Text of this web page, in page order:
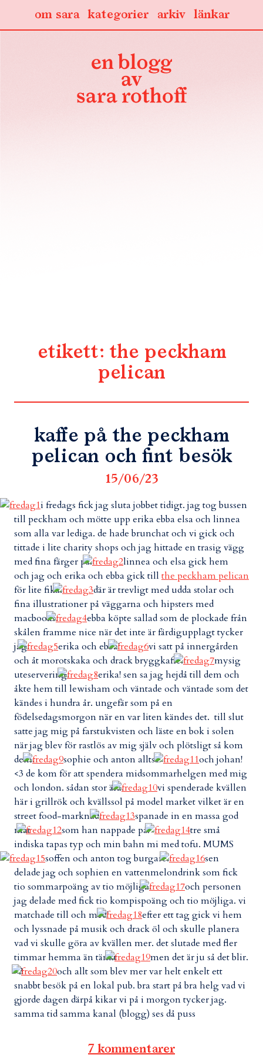
länkar
arkiv
kategorier
om sara
etikett: the peckham
pelican
kaffe på the peckham
pelican och fint besök
15/06/23
i fredags fick jag sluta jobbet tidigt. jag tog bussen
till peckham och mötte upp erika ebba elsa och linnea
som alla var lediga. de hade brunchat och vi gick och
tittade i lite charity shops och jag hittade en trasig vägg
med fina färger på.
linnea och elsa gick hem
och jag och erika och ebba gick till the peckham pelican
för lite fika.
där är trevligt med udda stolar och
fina illustrationer på väggarna och hipsters med
macbooks.
ebba köpte sallad som de plockade från
skålen framme nice när det inte är färdigupplagt tycker
jag.
erika och ebba!
vi satt på innergården
och åt morotskaka och drack bryggkaffe.
mysig
uteservering.
erika! sen sa jag hejdå till dem och
åkte hem till lewisham och väntade och väntade som det
kändes i hundra år. ungefär som på en
födelsedagsmorgon när en var liten kändes det. till slut
satte jag mig på farstukvisten och läste en bok i solen
när jag blev för rastlös av mig själv och plötsligt så kom
dem.
sophie och anton alltså!
och johan!
<3 de kom för att spendera midsommarhelgen med mig
och london. sådan stor ära.
vi spenderade kvällen
här i grillrök och kvällssol på model market vilket är en
street food-marknad.
spanade in en massa god
mat
som han nappade på.
tre små
indiska tapas typ och min bahn mi med tofu. MUMS
soffen och anton tog burgare.
sen
delade jag och sophien en vattenmelondrink som fick
tio sommarpoäng av tio möjliga.
och personen
jag delade med fick tio kompispoäng och tio möjliga. vi
matchade till och med!
efter ett tag gick vi hem
och lyssnade på musik och drack öl och skulle planera
vad vi skulle göra av kvällen mer. det slutade med fler
timmar hemma än tänkt
men det är ju så det blir.
<3
och allt som blev mer var helt enkelt ett
snabbt besök på en lokal pub. bra start på bra helg vad vi
gjorde dagen därpå kikar vi på i morgon tycker jag.
samma tid samma kanal (blogg) ses då puss
7 kommentarer